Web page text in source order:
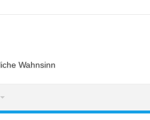
Wahnsinn